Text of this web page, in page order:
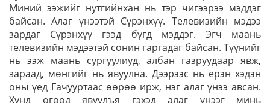
Миний ээжийг нутгийнхан нь тэр чигээрээ мэддэг
байсан. Алаг үнээтэй Сүрэнхүү. Телевизийн мэдээ
зардаг Сүрэнхүү гээд бүгд мэддэг. Эгч маань
телевизийн мэдээтэй сонин гаргадаг байсан. Түүнийг
нь ээж маань сургуулиуд, албан газруудаар явж,
зараад, мөнгийг нь явуулна. Дээрээс нь ерэн хэдэн
оны үед Гачууртаас өөрөө ирж, нэг алаг үнээ авсан.
Хүнд өгөөд явуулъя гэхэд алаг үнээг минь